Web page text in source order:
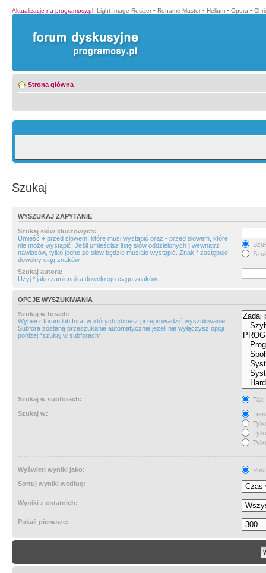
Aktualizacje na programosy.pl: Light Image Resizer • Rename Master • Helium • Opera •
Strona główna
Szukaj
WYSZUKAJ ZAPYTANIE
Szukaj słów kluczowych:
Umieść + przed słowem, które musi wystąpić oraz - przed słowem, które
nie może wystąpić. Jeśli umieścisz listę słów oddzielonych | wewnątrz
nawiasów, tylko jedno ze słów będzie musiało wystąpić. Znak * zastępuje
dowolny ciąg znaków.
Szukaj autora:
Użyj * jako zamiennika dowolnego ciągu znaków.
OPCJE WYSZUKIWANIA
Szukaj w forach:
Wybierz forum lub fora, w których chcesz przeprowadzić wyszukiwanie.
Subfora zostaną przeszukanie automatycznie jeżeli nie wyłączysz opcji
poniżej “szukaj w subforach“.
Szukaj w subforach:
Tak
Szukaj w:
Wyświetl wyniki jako:
Sortuj wyniki według:
Wyniki z ostatnich:
Pokaż pierwsze: